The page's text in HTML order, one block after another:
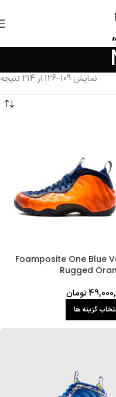
نمایش 109–126 از 214 نتیجه
Foamposite One Blue
Rugged
تومان
گزینه ها